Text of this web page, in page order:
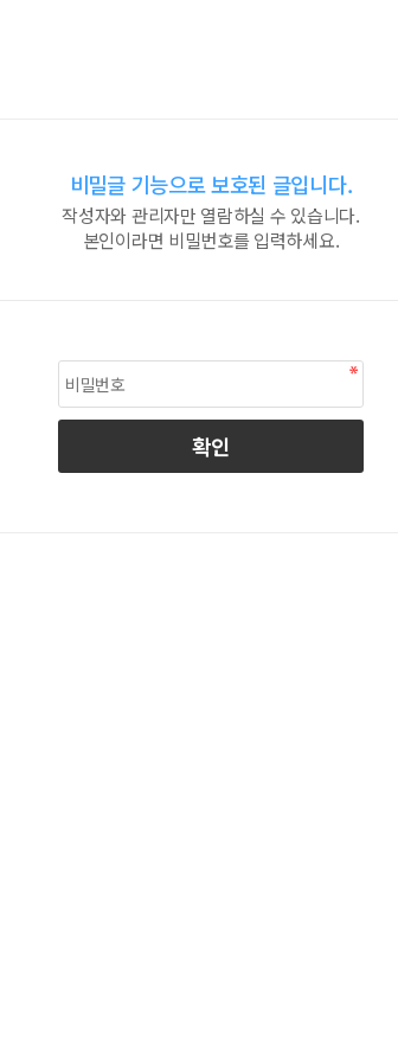
비밀글 기능으로 보호된 글입니다.
작성자와 관리자만 열람하실 수 있습니다.
본인이라면 비밀번호를 입력하세요.